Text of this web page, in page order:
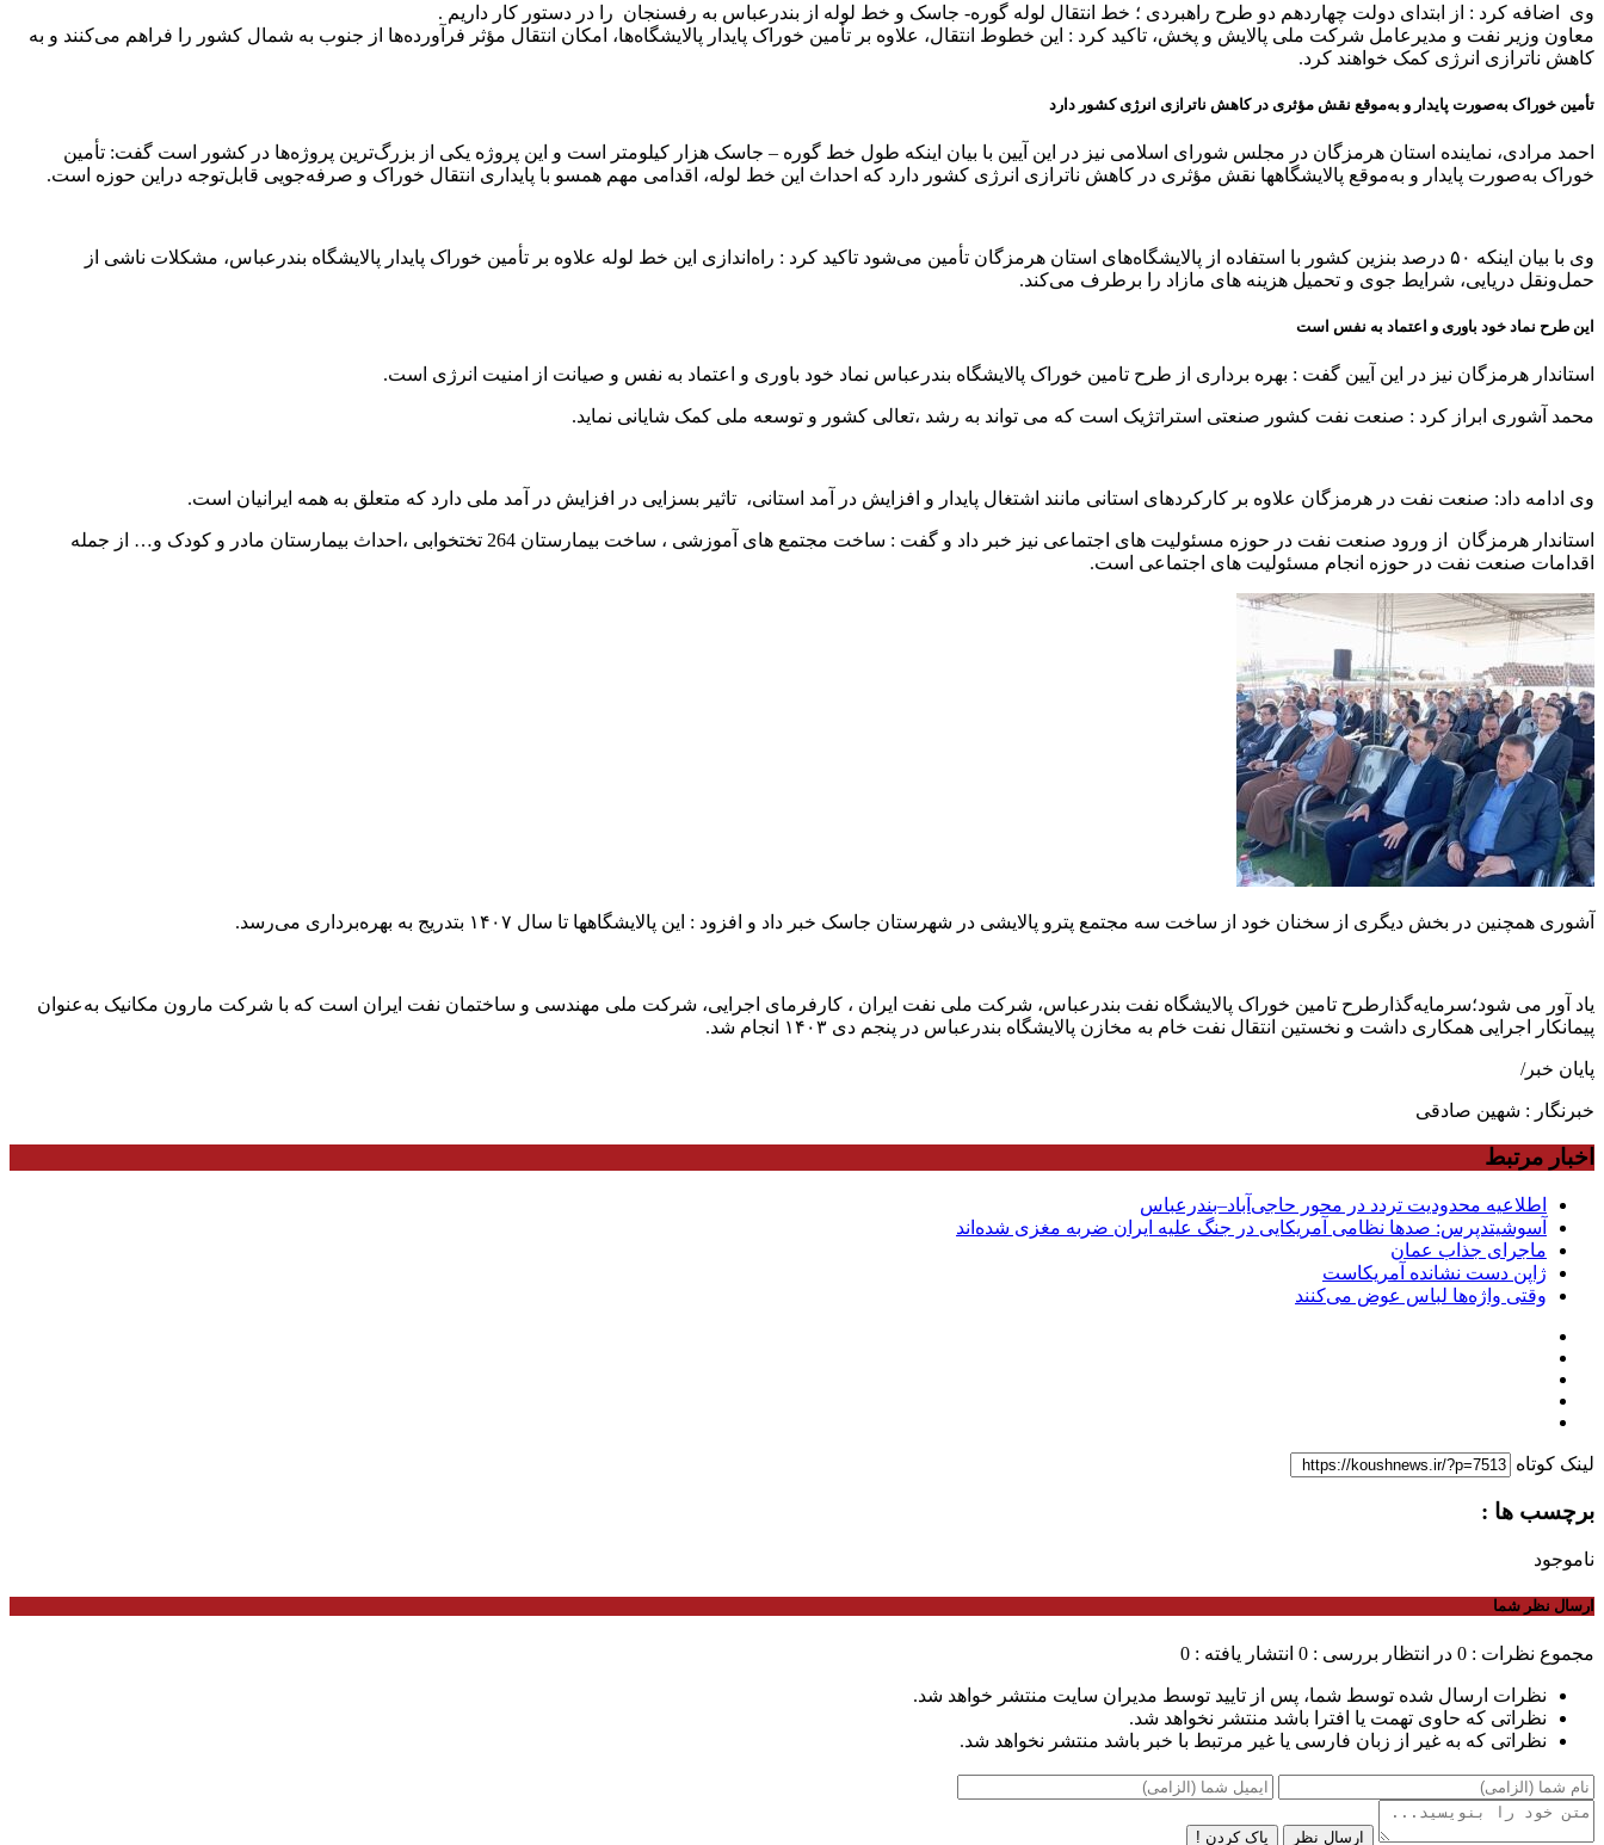
وی اضافه کرد : از ابتدای دولت چهاردهم دو طرح راهبردی ؛ خط انتقال لوله گوره- جاسک و خط لوله از بندرعباس به رفسنجان را در دستور کار داریم .
معاون وزیر نفت و مدیرعامل شرکت ملی پالایش و پخش، تاکید کرد : این خطوط انتقال، علاوه بر تأمین خوراک پایدار پالایشگاه‌ها، امکان انتقال مؤثر فرآورده‌ها از جنوب به شمال کشور را فراهم می‌کنند و به
کاهش ناترازی انرژی کمک خواهند کرد.
تأمین خوراک به‌صورت پایدار و به‌موقع نقش مؤثری در کاهش ناترازی انرژی کشور دارد
احمد مرادی، نماینده استان هرمزگان در مجلس شورای اسلامی نیز در این آیین با بیان اینکه طول خط گوره – جاسک هزار کیلومتر است و این پروژه یکی از بزرگ‌ترین پروژه‌ها در کشور است گفت: تأمین
خوراک به‌صورت پایدار و به‌موقع پالایشگاهها نقش مؤثری در کاهش ناترازی انرژی کشور دارد که احداث این خط لوله، اقدامی مهم همسو با پایداری انتقال خوراک و صرفه‌جویی قابل‌توجه دراین حوزه است.
وی با بیان اینکه ۵۰ درصد بنزین کشور با استفاده از پالایشگاه‌های استان هرمزگان تأمین می‌شود تاکید کرد : راه‌اندازی این خط لوله علاوه بر تأمین خوراک پایدار پالایشگاه بندرعباس، مشکلات ناشی از
حمل‌ونقل دریایی، شرایط جوی و تحمیل هزینه های مازاد را برطرف می‌کند.
این طرح نماد خود باوری و اعتماد به نفس است
استاندار هرمزگان نیز در این آیین گفت : بهره برداری از طرح تامین خوراک پالایشگاه بندرعباس نماد خود باوری و اعتماد به نفس و صیانت از امنیت انرژی است.
محمد آشوری ابراز کرد : صنعت نفت کشور صنعتی استراتژیک است که می تواند به رشد ،تعالی کشور و توسعه ملی کمک شایانی نماید.
وی ادامه داد: صنعت نفت در هرمزگان علاوه بر کارکردهای استانی مانند اشتغال پایدار و افزایش در آمد استانی، تاثیر بسزایی در افزایش در آمد ملی دارد که متعلق به همه ایرانیان است.
استاندار هرمزگان از ورود صنعت نفت در حوزه مسئولیت های اجتماعی نیز خبر داد و گفت : ساخت مجتمع های آموزشی ، ساخت بیمارستان 264 تختخوابی ،احداث بیمارستان مادر و کودک و… از جمله
اقدامات صنعت نفت در حوزه انجام مسئولیت های اجتماعی است.
آشوری همچنین در بخش دیگری از سخنان خود از ساخت سه مجتمع پترو پالایشی در شهرستان جاسک خبر داد و افزود : این پالایشگاهها تا سال ۱۴۰۷ بتدریج به بهره‌برداری می‌رسد.
یاد آور می شود؛سرمایه‌گذارطرح تامین خوراک پالایشگاه نفت بندرعباس، شرکت ملی نفت ایران ، کارفرمای اجرایی، شرکت ملی مهندسی و ساختمان نفت ایران است که با شرکت مارون مکانیک به‌عنوان
پیمانکار اجرایی همکاری داشت و نخستین انتقال نفت خام به مخازن پالایشگاه بندرعباس در پنجم دی ۱۴۰۳ انجام شد.
پایان خبر/
خبرنگار : شهین صادقی
اخبار مرتبط
اطلاعیه محدودیت تردد در محور حاجی‌آباد–بندرعباس
آسوشیتدپرس: صدها نظامی آمریکایی در جنگ علیه ایران ضربه مغزی شده‌اند
ماجرای جذاب عمان
ژاپن دست نشانده آمریکاست
وقتی واژه‌ها لباس عوض می‌کنند
لینک کوتاه
برچسب ها :
ناموجود
ارسال نظر شما
مجموع نظرات : 0 در انتظار بررسی : 0 انتشار یافته : 0
نظرات ارسال شده توسط شما، پس از تایید توسط مدیران سایت منتشر خواهد شد.
نظراتی که حاوی تهمت یا افترا باشد منتشر نخواهد شد.
نظراتی که به غیر از زبان فارسی یا غیر مرتبط با خبر باشد منتشر نخواهد شد.
ارسال نظر پاک کردن !